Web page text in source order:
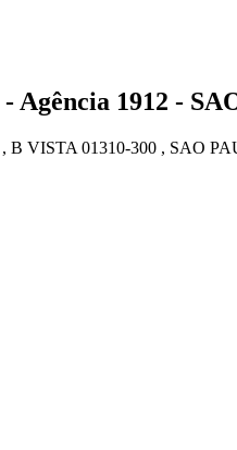
1912 -
VISTA 01310-300 , SAO